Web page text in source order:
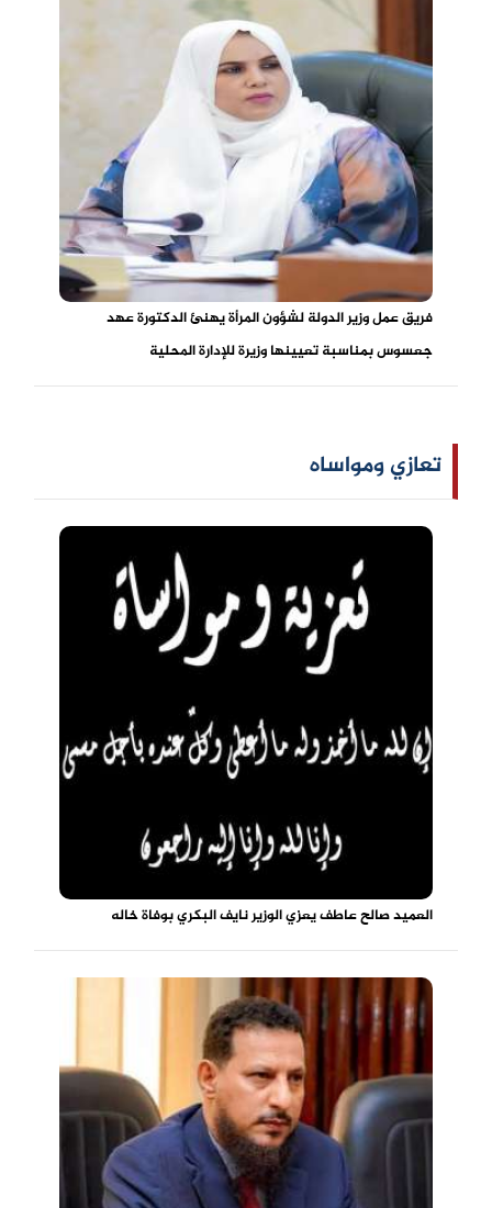
فريق عمل وزير الدولة لشؤون المرأة يهنئ الدكتورة عهد
جعسوس بمناسبة تعيينها وزيرة للإدارة المحلية
تعازي ومواساه
العميد صالح عاطف يعزي الوزير نايف البكري بوفاة خاله